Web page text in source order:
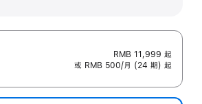
RMB 11,999 起
或 RMB 500/月 (24 期) 起